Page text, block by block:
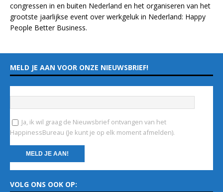
congressen in en buiten Nederland en het organiseren van het
grootste jaarlijkse event over werkgeluk in Nederland: Happy
People Better Business.
MELD JE AAN VOOR ONZE NIEUWSBRIEF!
Ja, ik wil graag de Nieuwsbrief ontvangen van het
HappinessBureau (Je kunt je op elk moment afmelden).
o
VOLG ONS OOK OP: